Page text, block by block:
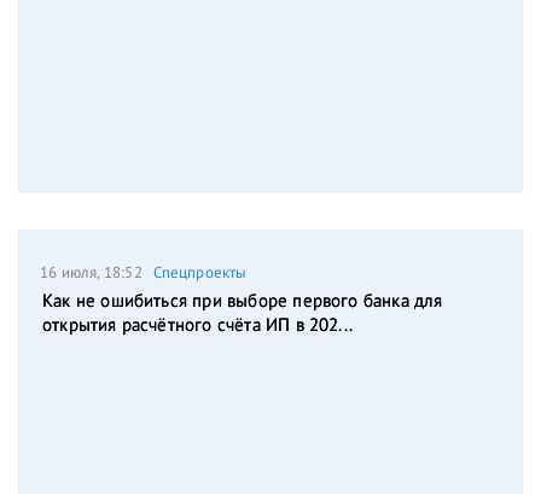
16 июля, 18:52 Спецпроекты
Как не ошибиться при выборе первого банка для
открытия расчётного счёта ИП в 202...